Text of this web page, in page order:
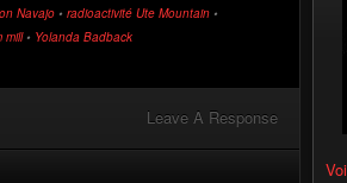
Navajo • radioactivité Ute Mountain •
mill• Yolanda Badback
Leave A Response